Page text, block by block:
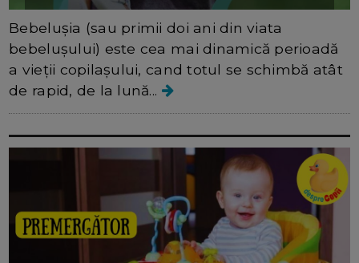
Bebelușia (sau primii doi ani din viata
bebelușului) este cea mai dinamică perioadă
a vieții copilașului, cand totul se schimbă atât
de rapid, de la lună...